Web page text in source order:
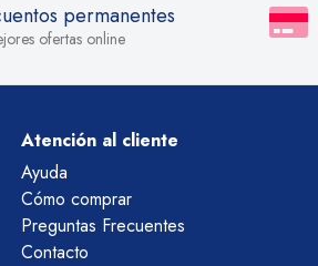
permanentes
ofertas online
Atención al cliente
Ayuda
Cómo comprar
Preguntas Frecuentes
Contacto